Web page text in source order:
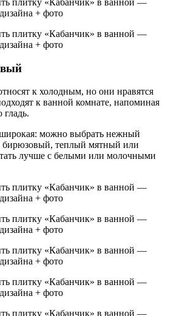
к холодным, но они нравятся
к ванной комнате, напоминая
можно выбрать нежный
бирюзовый, теплый мятный или
лучше с белыми или молочными